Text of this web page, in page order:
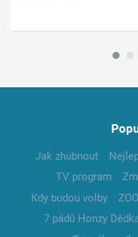
Jak zhubnout
TV program
Kdy budou volby
7 pádů Honzy